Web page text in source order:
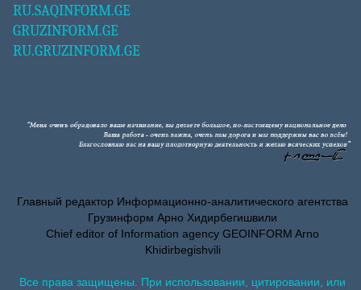
RU.SAQINFORM.GE
GRUZINFORM.GE
RU.GRUZINFORM.GE
Главный редактор Информационно-аналитического агентства
Грузинформ Арно Хидирбегишвили
Chief editor of Information agency GEOINFORM Arno
Khidirbegishvili
Все права защищены. При использовании, цитировании, или